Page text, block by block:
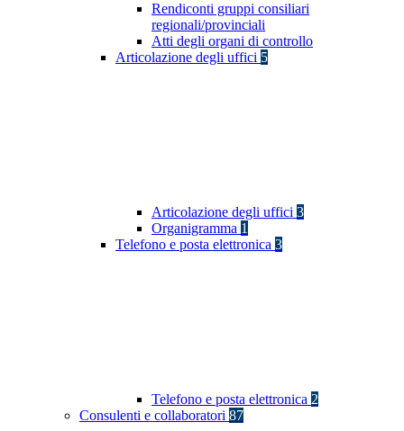
Rendiconti gruppi consiliari
regionali/provinciali
Atti degli organi di controllo
Articolazione degli uffici 5
Articolazione degli uffici 3
Organigramma 1
Telefono e posta elettronica 3
Telefono e posta elettronica 2
Consulenti e collaboratori 87